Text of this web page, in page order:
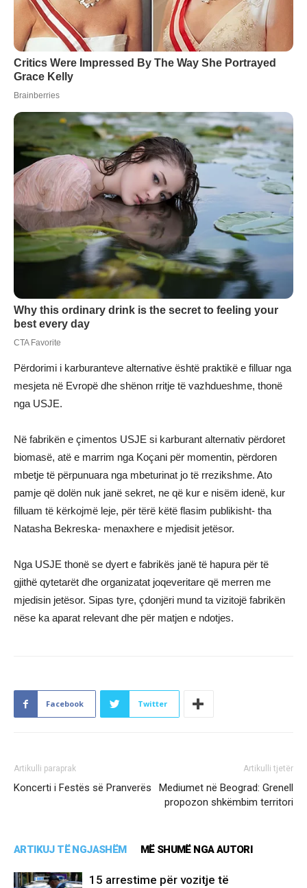
Përdorimi i karburanteve alternative është praktikë e filluar nga
mesjeta në Evropë dhe shënon rritje të vazhdueshme, thonë
nga USJE.
Në fabrikën e çimentos USJE si karburant alternativ përdoret
biomasë, atë e marrim nga Koçani për momentin, përdoren
mbetje të përpunuara nga mbeturinat jo të rrezikshme. Ato
pamje që dolën nuk janë sekret, ne që kur e nisëm idenë, kur
filluam të kërkojmë leje, për tërë këtë flasim publikisht- tha
Natasha Bekreska- menaxhere e mjedisit jetësor.
Nga USJE thonë se dyert e fabrikës janë të hapura për të
gjithë qytetarët dhe organizatat joqeveritare që merren me
mjedisin jetësor. Sipas tyre, çdonjëri mund ta vizitojë fabrikën
nëse ka aparat relevant dhe për matjen e ndotjes.
Facebook Twitter
Artikulli paraprak
Koncerti i Festës së Pranverës
Artikulli tjetër
Mediumet në Beograd: Grenell
propozon shkëmbim territori
ARTIKUJ TË NGJASHËM MË SHUMË NGA AUTORI
15 arrestime për vozitje të